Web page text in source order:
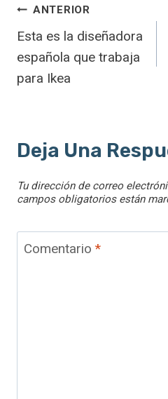
Navegación
De
Entradas
ANTERIOR
Esta es la diseñadora
española que trabaja
para Ikea
Deja Una
Tu dirección de correo
campos obligatorios están
Comentario *